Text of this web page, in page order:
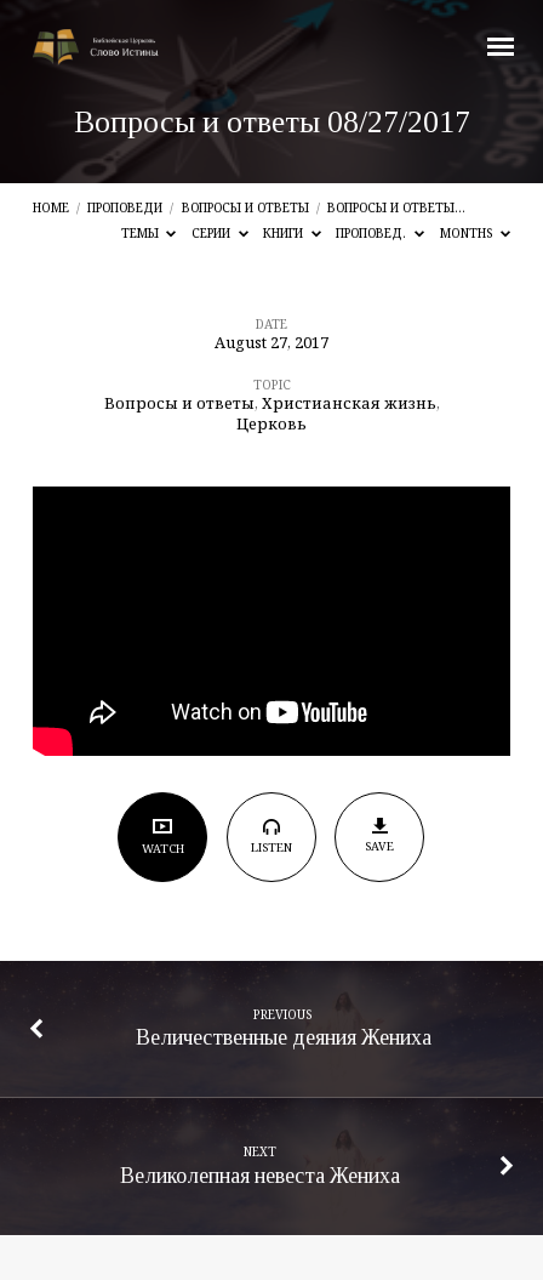
Вопросы и ответы 08/27/2017
HOME / ПРОПОВЕДИ / ВОПРОСЫ И ОТВЕТЫ / ВОПРОСЫ И ОТВЕТЫ…
ТЕМЫ
СЕРИИ КНИГИ ПРОПОВЕД. MONTHS
DATE
August 27, 2017
TOPIC
Вопросы и ответы, Христианская жизнь,
Церковь
WATCH LISTEN SAVE
PREVIOUS
Величественные деяния Жениха
NEXT
Великолепная невеста Жениха